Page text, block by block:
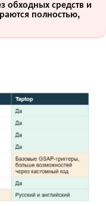
обходных средств и
полностью,